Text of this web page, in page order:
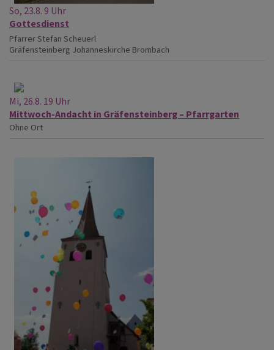
So, 23.8. 9 Uhr
Gottesdienst
Pfarrer Stefan Scheuerl
Gräfensteinberg Johanneskirche Brombach
Mi, 26.8. 19 Uhr
Mittwoch-Andacht in Gräfensteinberg – Pfarrgarten
Ohne Ort